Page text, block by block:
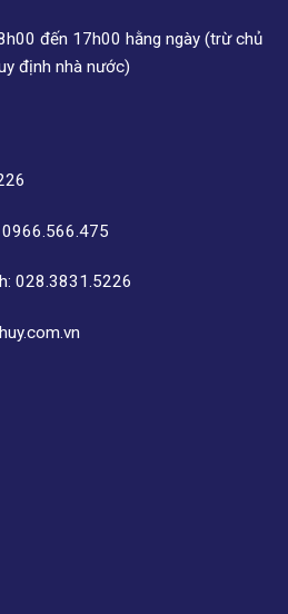
đến 17h00 hằng ngày (trừ chủ
định nhà nước)
0966.566.475
028.3831.5226